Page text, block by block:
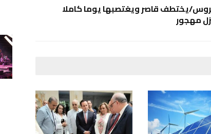
يختطف قاصر ويغتصبها يوما كاملا
مهجور